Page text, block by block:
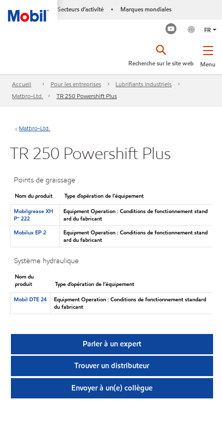
Secteurs d’activité • Marques mondiales
FR
Menu
Recherche sur le site web
Accueil Pour les entreprises
Lubrifiants industriels
Matbro-Ltd.
TR 250 Powershift Plus
Matbro-Ltd.
TR 250 Powershift Plus
Points de graissage
Nom du produit
Type d’opération de l’équipement
Mobilgrease XH
P🅪 222
Equipment Operation : Conditions de fonctionnement stand
ard du fabricant
Mobilux EP 2
Equipment Operation : Conditions de fonctionnement stand
ard du fabricant
Système hydraulique
Nom du
produit
Type d’opération de l’équipement
Mobil DTE 24
Equipment Operation : Conditions de fonctionnement standard
du fabricant
Parler à un expert
Trouver un distributeur
Envoyer à un(e) collègue